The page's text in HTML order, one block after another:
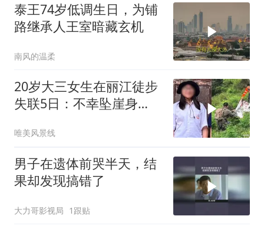
泰王74岁低调生日，为铺
路继承人王室暗藏玄机
南风的温柔
20岁大三女生在丽江徒步
失联5日：不幸坠崖身
唯美风景线
男子在遗体前哭半天，结
果却发现搞错了
大力哥影视局 1跟贴